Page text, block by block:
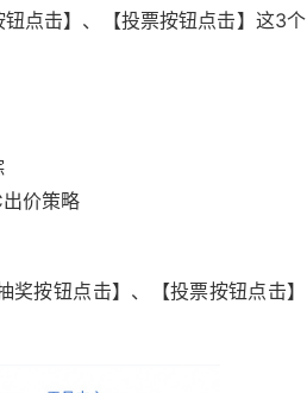
点击】、【投票按钮点击】这3个
价策略
按钮点击】、【投票按钮点击】